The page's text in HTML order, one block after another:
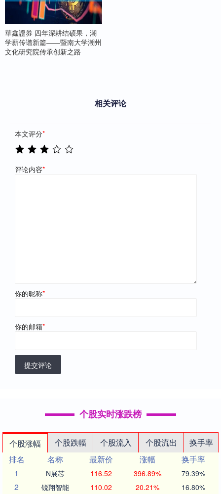
華鑫證券 四年深耕结硕果，潮
学薪传谱新篇——暨南大学潮州
文化研究院传承创新之路
相关评论
本文评分*
评论内容*
你的昵称*
你的邮箱*
提交评论
个股实时涨跌榜
个股涨幅 个股跌幅 个股流入 个股流出
换手率
排名
名称 最新价 涨幅
换手率
1
N展芯 116.52 396.89% 79.39%
2 锐翔智能 110.02 20.21% 16.80%